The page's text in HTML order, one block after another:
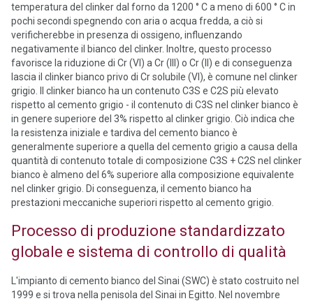
temperatura del clinker dal forno da 1200 ° C a meno di 600 ° C in
pochi secondi spegnendo con aria o acqua fredda, a ciò si
verificherebbe in presenza di ossigeno, influenzando
negativamente il bianco del clinker. Inoltre, questo processo
favorisce la riduzione di Cr (VI) a Cr (III) o Cr (II) e di conseguenza
lascia il clinker bianco privo di Cr solubile (VI), è comune nel clinker
grigio. Il clinker bianco ha un contenuto C3S e C2S più elevato
rispetto al cemento grigio - il contenuto di C3S nel clinker bianco è
in genere superiore del 3% rispetto al clinker grigio. Ciò indica che
la resistenza iniziale e tardiva del cemento bianco è
generalmente superiore a quella del cemento grigio a causa della
quantità di contenuto totale di composizione C3S + C2S nel clinker
bianco è almeno del 6% superiore alla composizione equivalente
nel clinker grigio. Di conseguenza, il cemento bianco ha
prestazioni meccaniche superiori rispetto al cemento grigio.
Processo di produzione standardizzato
globale e sistema di controllo di qualità
L'impianto di cemento bianco del Sinai (SWC) è stato costruito nel
1999 e si trova nella penisola del Sinai in Egitto. Nel novembre